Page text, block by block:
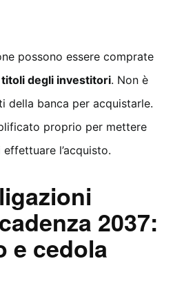
possono essere comprate
degli investitori. Non è
della banca per acquistarle.
proprio per mettere
l’acquisto.
2037:
e cedola